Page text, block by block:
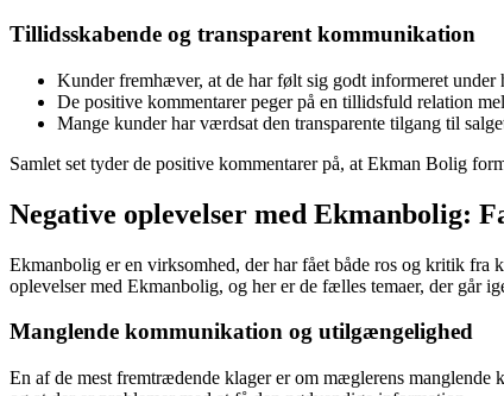
Tillidsskabende og transparent kommunikation
Kunder fremhæver, at de har følt sig godt informeret
De positive kommentarer peger på en tillidsfuld relation
Mange kunder har værdsat den transparente tilgang til
Samlet set tyder de positive kommentarer på, at Ekman Bolig
Negative oplevelser med Ekmanbolig:
Ekmanbolig er en virksomhed, der har fået både ros og kritik fra
oplevelser med Ekmanbolig, og her er de fælles temaer, der går
Manglende kommunikation og utilgængelighed
En af de mest fremtrædende klager er om mæglerens